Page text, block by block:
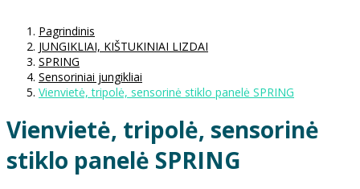
Pagrindinis
JUNGIKLIAI, KIŠTUKINIAI LIZDAI
SPRING
Sensoriniai jungikliai
Vienvietė, tripolė, sensorinė stiklo panelė SPRING
Vienvietė, tripolė, sensorinė
stiklo panelė SPRING